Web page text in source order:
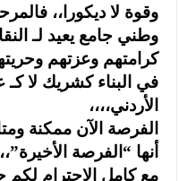
وقوة لا ديكورا،،
وطني جامع يعيد لـ
كرامتهم وعزتهم
في البناء كشريك لا كـ
الأردني،،،،
الفرصة الآن ممكنة
أنها “الفرصة
مع كامل الاحترام لكم